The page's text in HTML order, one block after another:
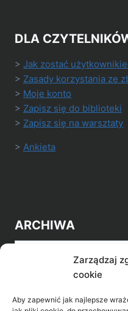
Zarządzaj
cookie
Aby zapewnić jak najlepsze
DLA
> Jak zostać
> Zasady korzystania ze
> Moje konto
> Zapisz się do biblioteki
> Zapisz się na warsztaty
> Ankieta
ARCHIWA
Archiwa